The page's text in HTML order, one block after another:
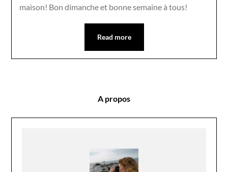
maison! Bon dimanche et bonne semaine à tous!
Read more
A propos